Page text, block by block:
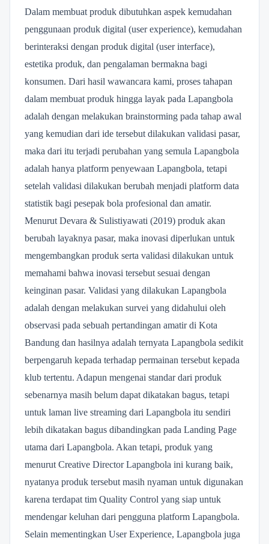
Dalam membuat produk dibutuhkan aspek kemudahan
penggunaan produk digital (user experience), kemudahan
berinteraksi dengan produk digital (user interface),
estetika produk, dan pengalaman bermakna bagi
konsumen. Dari hasil wawancara kami, proses tahapan
dalam membuat produk hingga layak pada Lapangbola
adalah dengan melakukan brainstorming pada tahap awal
yang kemudian dari ide tersebut dilakukan validasi pasar,
maka dari itu terjadi perubahan yang semula Lapangbola
adalah hanya platform penyewaan Lapangbola, tetapi
setelah validasi dilakukan berubah menjadi platform data
statistik bagi pesepak bola profesional dan amatir.
Menurut Devara & Sulistiyawati (2019) produk akan
berubah layaknya pasar, maka inovasi diperlukan untuk
mengembangkan produk serta validasi dilakukan untuk
memahami bahwa inovasi tersebut sesuai dengan
keinginan pasar. Validasi yang dilakukan Lapangbola
adalah dengan melakukan survei yang didahului oleh
observasi pada sebuah pertandingan amatir di Kota
Bandung dan hasilnya adalah ternyata Lapangbola sedikit
berpengaruh kepada terhadap permainan tersebut kepada
klub tertentu. Adapun mengenai standar dari produk
sebenarnya masih belum dapat dikatakan bagus, tetapi
untuk laman live streaming dari Lapangbola itu sendiri
lebih dikatakan bagus dibandingkan pada Landing Page
utama dari Lapangbola. Akan tetapi, produk yang
menurut Creative Director Lapangbola ini kurang baik,
nyatanya produk tersebut masih nyaman untuk digunakan
karena terdapat tim Quality Control yang siap untuk
mendengar keluhan dari pengguna platform Lapangbola.
Selain mementingkan User Experience, Lapangbola juga